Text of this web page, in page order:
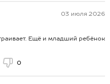
03 июля 2026
Ещё и младший ребёнок
0